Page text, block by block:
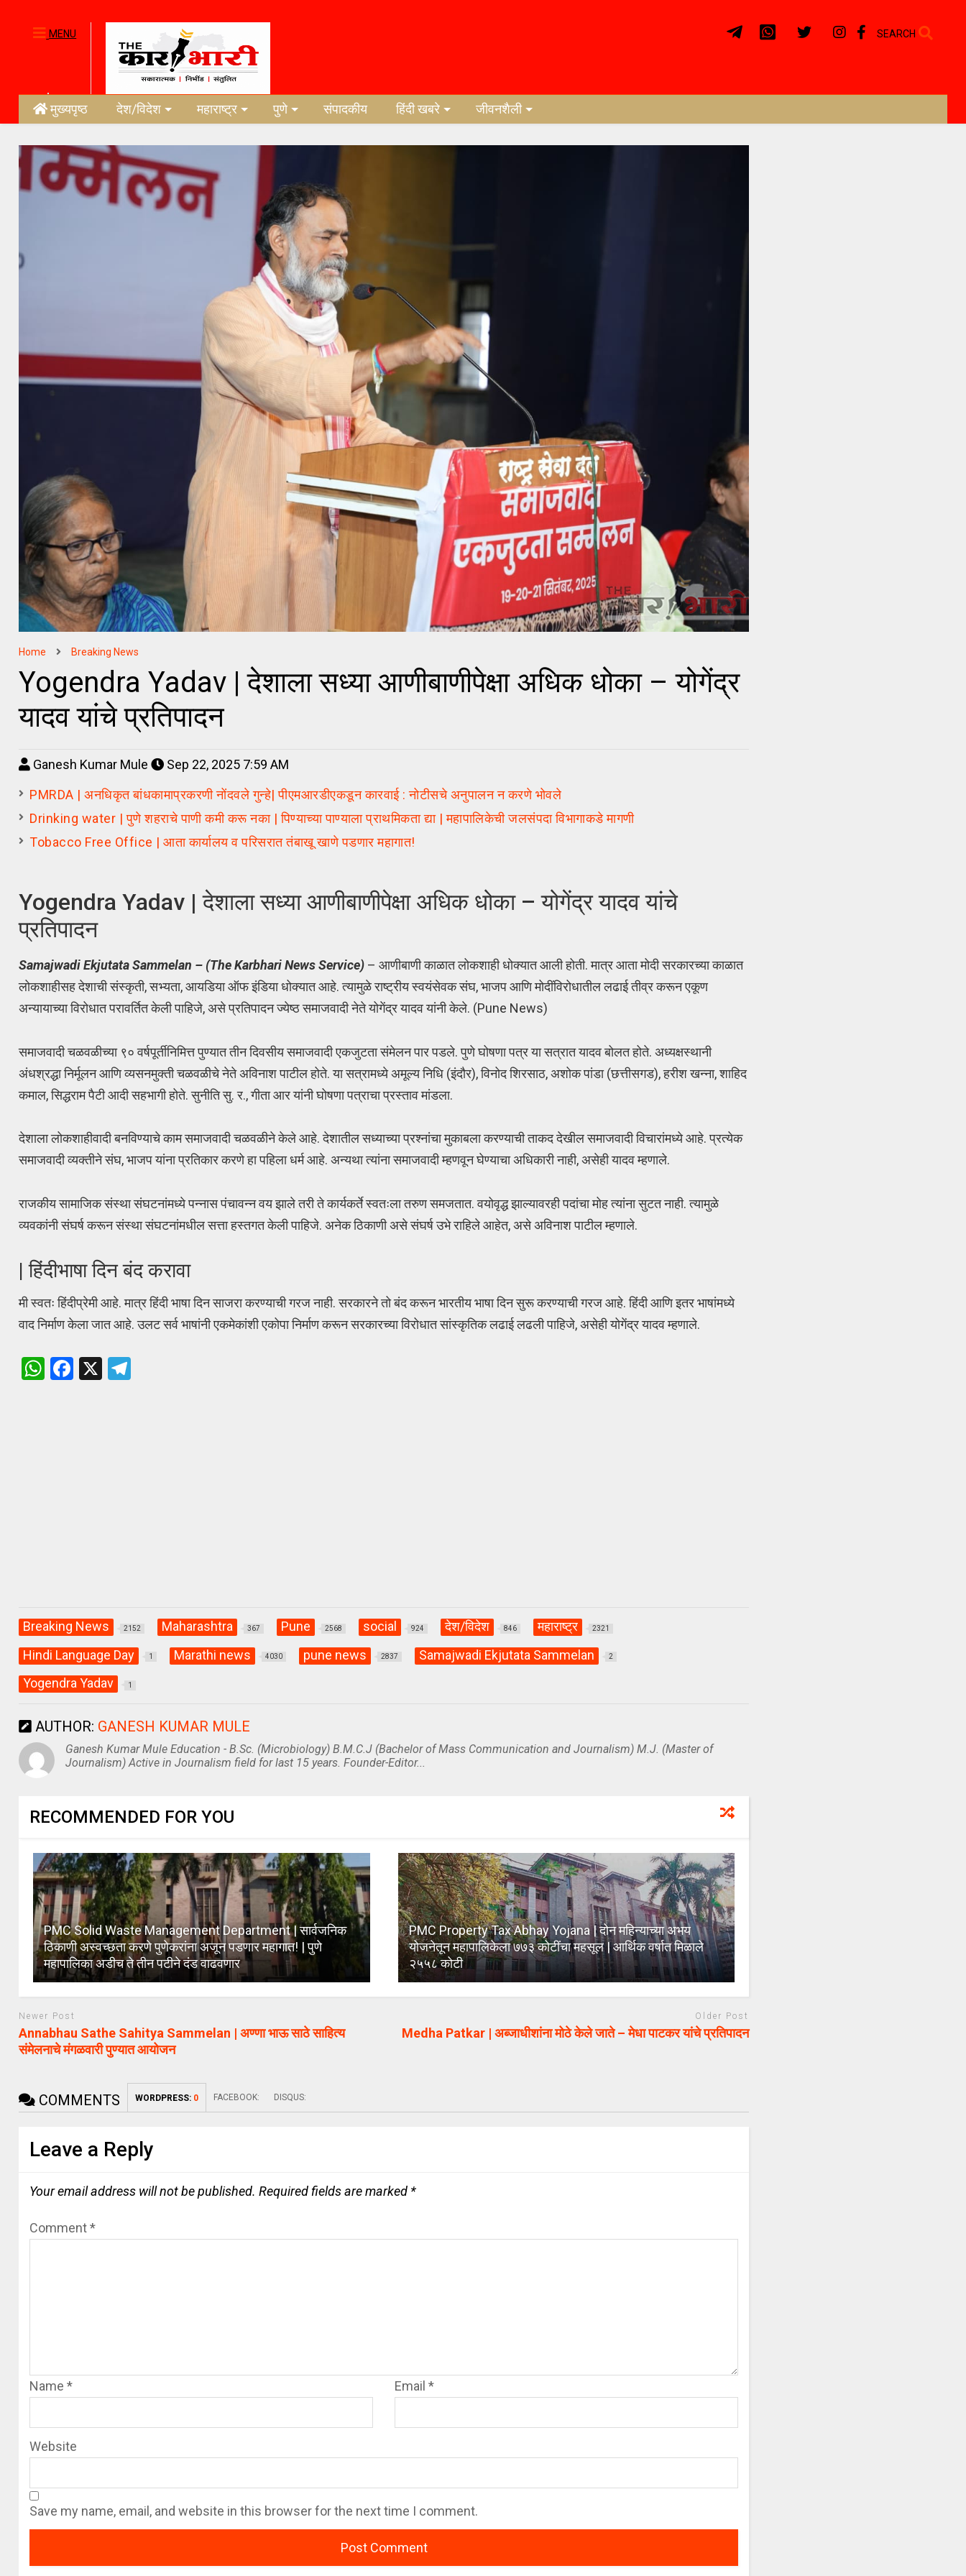
MENU SEARCH
मुख्यपृष्ठ देश/विदेश महाराष्ट्र पुणे संपादकीय हिंदी खबरे जीवनशैली
Home Breaking News
Yogendra Yadav | देशाला सध्या आणीबाणीपेक्षा अधिक धोका – योगेंद्र
यादव यांचे प्रतिपादन
Ganesh Kumar Mule
Sep 22, 2025 7:59 AM
PMRDA | अनधिकृत बांधकामाप्रकरणी नोंदवले गुन्हे| पीएमआरडीएकडून कारवाई : नोटीसचे अनुपालन न करणे भोवले
Drinking water | पुणे शहराचे पाणी कमी करू नका | पिण्याच्या पाण्याला प्राथमिकता द्या | महापालिकेची जलसंपदा विभागाकडे मागणी
Tobacco Free Office | आता कार्यालय व परिसरात तंबाखू खाणे पडणार महागात!
Yogendra Yadav | देशाला सध्या आणीबाणीपेक्षा अधिक धोका – योगेंद्र यादव यांचे
प्रतिपादन
Samajwadi Ekjutata Sammelan – (The Karbhari News Service) – आणीबाणी काळात लोकशाही धोक्यात आली होती. मात्र आता मोदी सरकारच्या काळात
लोकशाहीसह देशाची संस्कृती, सभ्यता, आयडिया ऑफ इंडिया धोक्यात आहे. त्यामुळे राष्ट्रीय स्वयंसेवक संघ, भाजप आणि मोदींविरोधातील लढाई तीव्र करून एकूण
अन्यायाच्या विरोधात परावर्तित केली पाहिजे, असे प्रतिपादन ज्येष्ठ समाजवादी नेते योगेंद्र यादव यांनी केले. (Pune News)
समाजवादी चळवळीच्या ९० वर्षपूर्तीनिमित्त पुण्यात तीन दिवसीय समाजवादी एकजुटता संमेलन पार पडले. पुणे घोषणा पत्र या सत्रात यादव बोलत होते. अध्यक्षस्थानी
अंधश्रद्धा निर्मूलन आणि व्यसनमुक्ती चळवळीचे नेते अविनाश पाटील होते. या सत्रामध्ये अमूल्य निधि (इंदौर), विनोद शिरसाठ, अशोक पांडा (छत्तीसगड), हरीश खन्ना, शाहिद
कमाल, सिद्धराम पैटी आदी सहभागी होते. सुनीति सु. र., गीता आर यांनी घोषणा पत्राचा प्रस्ताव मांडला.
देशाला लोकशाहीवादी बनविण्याचे काम समाजवादी चळवळीने केले आहे. देशातील सध्याच्या प्रश्नांचा मुकाबला करण्याची ताकद देखील समाजवादी विचारांमध्ये आहे. प्रत्येक
समाजवादी व्यक्तीने संघ, भाजप यांना प्रतिकार करणे हा पहिला धर्म आहे. अन्यथा त्यांना समाजवादी म्हणवून घेण्याचा अधिकारी नाही, असेही यादव म्हणाले.
राजकीय सामाजिक संस्था संघटनांमध्ये पन्नास पंचावन्न वय झाले तरी ते कार्यकर्ते स्वतःला तरुण समजतात. वयोवृद्ध झाल्यावरही पदांचा मोह त्यांना सुटत नाही. त्यामुळे
व्यवकांनी संघर्ष करून संस्था संघटनांमधील सत्ता हस्तगत केली पाहिजे. अनेक ठिकाणी असे संघर्ष उभे राहिले आहेत, असे अविनाश पाटील म्हणाले.
| हिंदीभाषा दिन बंद करावा
मी स्वतः हिंदीप्रेमी आहे. मात्र हिंदी भाषा दिन साजरा करण्याची गरज नाही. सरकारने तो बंद करून भारतीय भाषा दिन सुरू करण्याची गरज आहे. हिंदी आणि इतर भाषांमध्ये
वाद निर्माण केला जात आहे. उलट सर्व भाषांनी एकमेकांशी एकोपा निर्माण करून सरकारच्या विरोधात सांस्कृतिक लढाई लढली पाहिजे, असेही योगेंद्र यादव म्हणाले.
W F
X
Breaking News 2152 Maharashtra 367 Pune 2568 social 924 देश/विदेश 846 महाराष्ट्र 2321
Hindi Language Day 1 Marathi news 4030 pune news 2837 Samajwadi Ekjutata Sammelan 2
Yogendra Yadav 1
AUTHOR: GANESH KUMAR MULE
Ganesh Kumar Mule Education - B.Sc. (Microbiology) B.M.C.J (Bachelor of Mass Communication and Journalism) M.J. (Master of
Journalism) Active in Journalism field for last 15 years. Founder-Editor...
RECOMMENDED FOR YOU
PMC Solid Waste Management Department | सार्वजनिक
ठिकाणी अस्वच्छता करणे पुणेकरांना अजून पडणार महागात! | पुणे
महापालिका अडीच ते तीन पटीने दंड वाढवणार
PMC Property Tax Abhay Yojana | दोन महिन्याच्या अभय
योजनेतून महापालिकेला ७७३ कोटींचा महसूल | आर्थिक वर्षात मिळाले
२५५८ कोटी
Newer Post
Annabhau Sathe Sahitya Sammelan | अण्णा भाऊ साठे साहित्य
संमेलनाचे मंगळवारी पुण्यात आयोजन
Older Post
Medha Patkar | अब्जाधीशांना मोठे केले जाते – मेधा पाटकर यांचे प्रतिपादन
COMMENTS WORDPRESS: 0 FACEBOOK: DISQUS:
Leave a Reply
Your email address will not be published. Required fields are marked *
Comment*
Name* Email*
Website
Save my name, email, and website in this browser for the next time I comment.